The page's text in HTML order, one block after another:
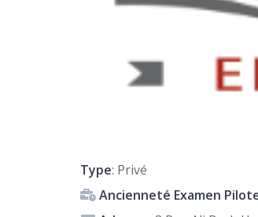
Type: Privé
Ancienneté Examen